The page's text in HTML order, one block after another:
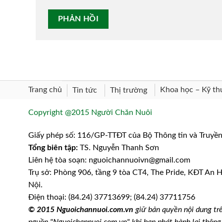
Trang chủ Tin tức Thị trường Khoa học – Kỹ
Copyright @2015 Người Chăn Nuôi
Giấy phép số: 116/GP-TTĐT của Bộ Thông tin và
Tổng biên tập: TS. Nguyễn Thanh Sơn
Liên hệ tòa soạn: nguoichannuoivn@gmail.com
Trụ sở: Phòng 906, tầng 9 tòa CT4, The Pride, KĐT An
Nội.
Điện thoại: (84.24) 37713699; (84.24) 37711756
© 2015 Nguoichannuoi.com.vn giữ bản quyền nội dung